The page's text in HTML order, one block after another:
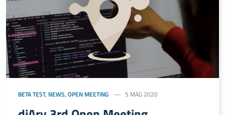
BETA TEST, NEWS, OPEN MEETING 5 MAG 2020